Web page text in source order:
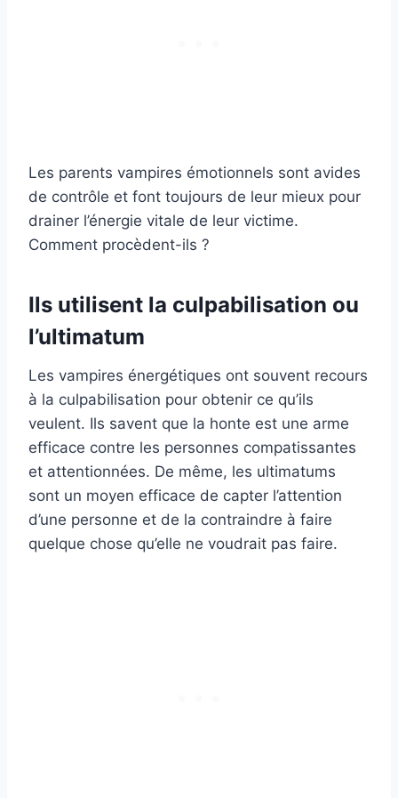
Les parents vampires émotionnels sont avides
de contrôle et font toujours de leur mieux pour
drainer l’énergie vitale de leur victime.
Comment procèdent-ils ?
Ils utilisent la culpabilisation ou
l’ultimatum
Les vampires énergétiques ont souvent recours
à la culpabilisation pour obtenir ce qu’ils
veulent. Ils savent que la honte est une arme
efficace contre les personnes compatissantes
et attentionnées. De même, les ultimatums
sont un moyen efficace de capter l’attention
d’une personne et de la contraindre à faire
quelque chose qu’elle ne voudrait pas faire.